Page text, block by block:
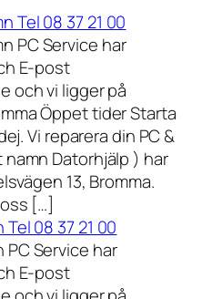
Tel 08 37 21 00
PC Service har
E-post
och vi ligger på
Öppet tider Starta
Vi reparera din PC &
Datorhjälp ) har
13, Bromma.
[…]
08 37 21 00
PC Service har
E-post